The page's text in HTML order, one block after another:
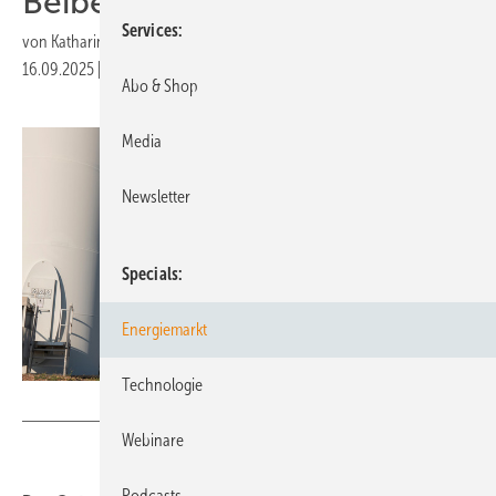
von Katharina Wolf
16.09.2025
Services
Abo & Shop
Media
Newsletter
Specials
Energiemarkt
Technologie
Webinare